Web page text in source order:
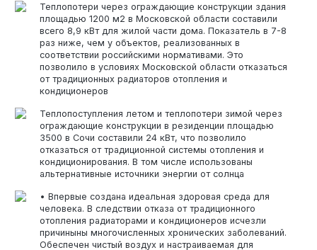
Теплопотери через ограждающие конструкции здания
площадью 1200 м2 в Московской области составили
всего 8,9 кВт для жилой части дома. Показатель в 7-8
раз ниже, чем у объектов, реализованных в
соответствии российскими нормативами. Это
позволило в условиях Московской области отказаться
от традиционных радиаторов отопления и
кондиционеров
Теплопоступления летом и теплопотери зимой через
ограждающие конструкции в резиденции площадью
3500 в Сочи составили 24 кВт, что позволило
отказаться от традиционной системы отопления и
кондиционирования. В том числе использованы
альтернативные источники энергии от солнца
• Впервые создана идеальная здоровая среда для
человека. В следствии отказа от традиционного
отопления радиаторами и кондиционеров исчезли
причиныны многочисленных хронических заболеваний.
Обеспечен чистый воздух и настраиваемая для